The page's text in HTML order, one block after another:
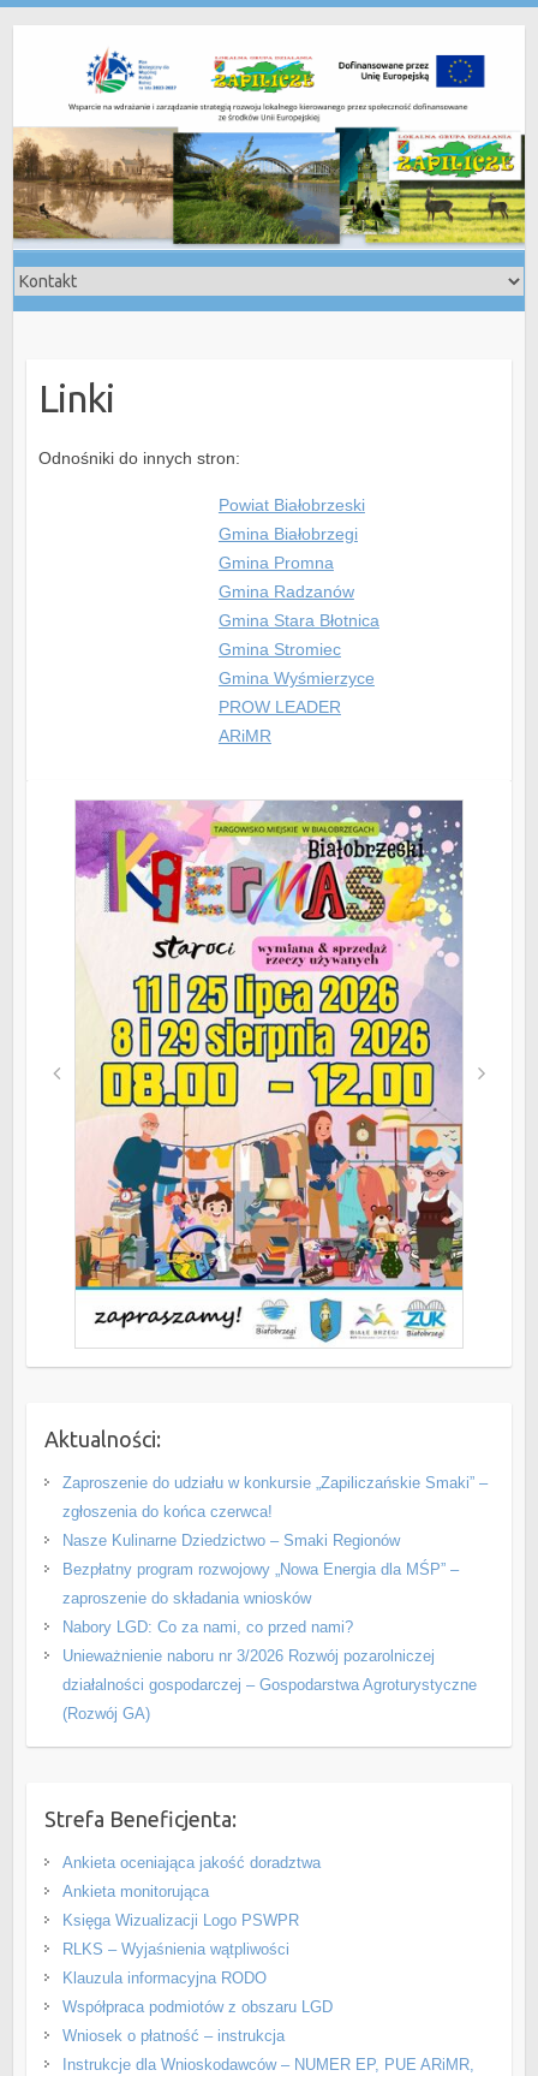
Linki
Odnośniki do innych stron:
Powiat Białobrzeski
Gmina Białobrzegi
Gmina Promna
Gmina Radzanów
Gmina Stara Błotnica
Gmina Stromiec
Gmina Wyśmierzyce
PROW LEADER
ARiMR
Aktualności:
Zaproszenie do udziału w konkursie „Zapiliczańskie Smaki” –
zgłoszenia do końca czerwca!
Nasze Kulinarne Dziedzictwo – Smaki Regionów
Bezpłatny program rozwojowy „Nowa Energia dla MŚP” –
zaproszenie do składania wniosków
Nabory LGD: Co za nami, co przed nami?
Unieważnienie naboru nr 3/2026 Rozwój pozarolniczej
działalności gospodarczej – Gospodarstwa Agroturystyczne
(Rozwój GA)
Strefa Beneficjenta:
Ankieta oceniająca jakość doradztwa
Ankieta monitorująca
Księga Wizualizacji Logo PSWPR
RLKS – Wyjaśnienia wątpliwości
Klauzula informacyjna RODO
Współpraca podmiotów z obszaru LGD
Wniosek o płatność – instrukcja
Instrukcje dla Wnioskodawców – NUMER EP, PUE ARiMR,